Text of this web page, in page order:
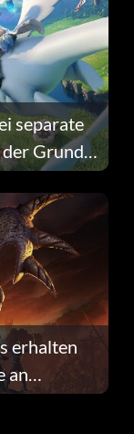
separate
Grund
erhalten
an